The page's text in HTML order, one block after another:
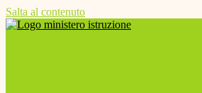
Salta al contenuto